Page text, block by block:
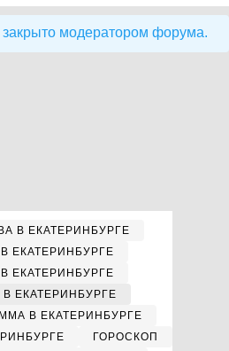
модератором форума.
В ЕКАТЕРИНБУРГЕ
ЕКАТЕРИНБУРГЕ
ЕКАТЕРИНБУРГЕ
ЕКАТЕРИНБУРГЕ
В ЕКАТЕРИНБУРГЕ
ГОРОСКОП